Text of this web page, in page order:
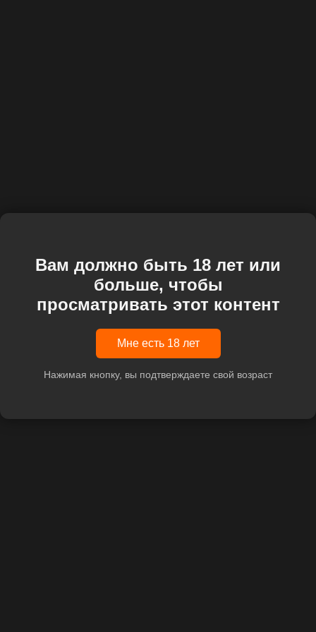
Вам должно быть 18 лет или
больше, чтобы
просматривать этот контент
Мне есть 18 лет
Нажимая кнопку, вы подтверждаете свой возраст